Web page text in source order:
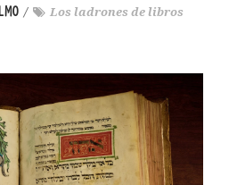
/ Los ladrones de libros